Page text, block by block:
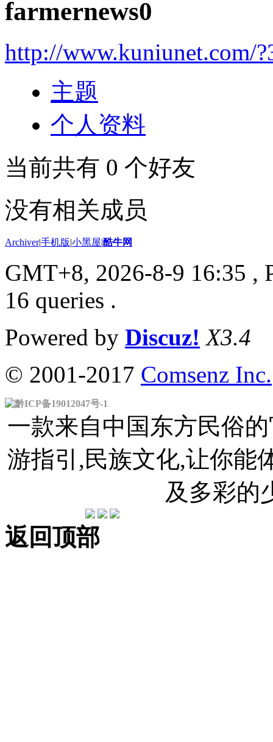
farmernews0
http://www.kuniunet.com/
主题
个人资料
当前共有 0 个好友
没有相关成员
Archiver|手机版|小黑屋|酷牛网
GMT+8, 2026-8-9 16:35 ,
16 queries .
Powered by Discuz! X3.4
© 2001-2017 Comsenz Inc.
黔ICP备19012047号-1
一款来自中国东方民俗
游指引,民族文化,让你能
及多彩的
返回顶部